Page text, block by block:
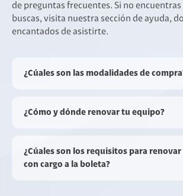
de preguntas frecuentes. Si no
buscas, visita nuestra sección de ayuda,
encantados de asistirte.
¿Cúales son las modalidades de
¿Cómo y dónde renovar tu equipo?
¿Cúales son los requisitos para
con cargo a la boleta?